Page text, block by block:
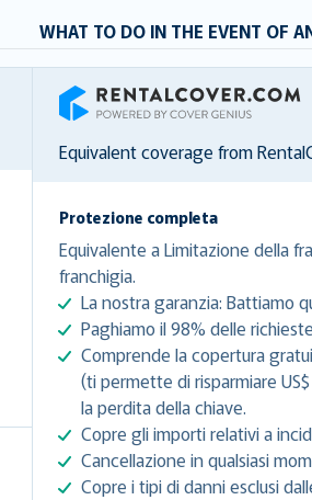
WHAT TO DO IN THE EVENT OF
RentalCover
Equivalent coverage from
Protezione completa
Equivalente a Limitazione della
franchigia.
La nostra garanzia: Battiamo
Paghiamo il 98% delle
Comprende la copertura
(ti permette di risparmiare
la perdita della chiave.
Copre gli importi relativi a
Cancellazione in qualsiasi
Copre i tipi di danni esclusi